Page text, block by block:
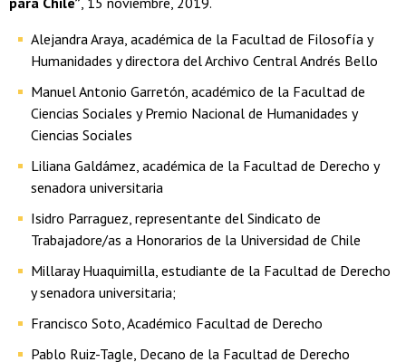
Alejandra Araya, académica de la Facultad de Filosofía y
Humanidades y directora del Archivo Central Andrés Bello
Manuel Antonio Garretón, académico de la Facultad de
Ciencias Sociales y Premio Nacional de Humanidades y
Ciencias Sociales
Liliana Galdámez, académica de la Facultad de Derecho y
senadora universitaria
Isidro Parraguez, representante del Sindicato de
Trabajadore/as a Honorarios de la Universidad de Chile
Millaray Huaquimilla, estudiante de la Facultad de Derecho
y senadora universitaria;
Francisco Soto, Académico Facultad de Derecho
Pablo Ruiz-Tagle, Decano de la Facultad de Derecho